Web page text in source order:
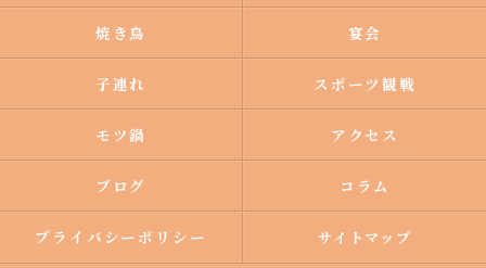
焼き鳥 宴会
子連れ スポーツ観戦
モツ鍋 アクセス
ブログ コラム
プライバシーポリシー サイトマップ